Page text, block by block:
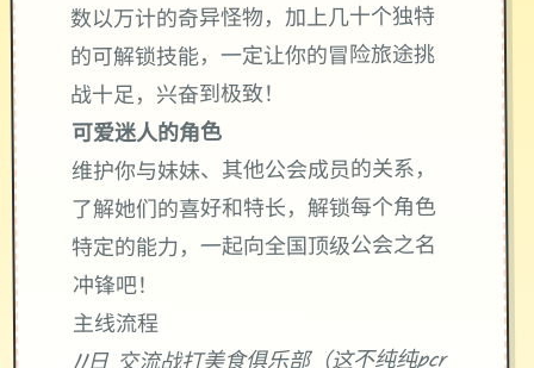
数以万计的奇异怪物，加上几十个独特
的可解锁技能，一定让你的冒险旅途挑
战十足，兴奋到极致！
可爱迷人的角色
维护你与妹妹、其他公会成员的关系，
了解她们的喜好和特长，解锁每个角色
特定的能力，一起向全国顶级公会之名
冲锋吧！
主线流程